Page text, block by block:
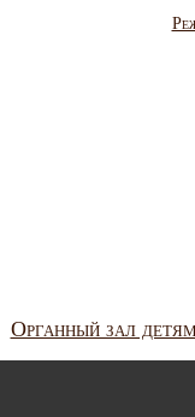
Органный зал